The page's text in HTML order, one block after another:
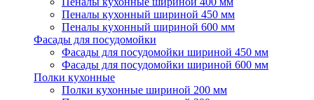
Пеналы кухонный шириной 450 мм
Пеналы кухонный шириной 600 мм
Фасады для посудомойки
Фасады для посудомойки шириной 450 мм
Фасады для посудомойки шириной 600 мм
Полки кухонные
Полки кухонные шириной 200 мм